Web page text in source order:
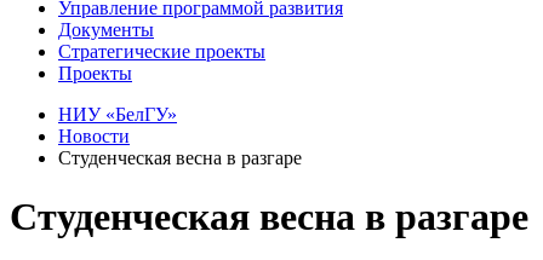
Управление программой развития
Документы
Стратегические проекты
Проекты
НИУ «БелГУ»
Новости
Студенческая весна в разгаре
Студенческая весна в разгаре